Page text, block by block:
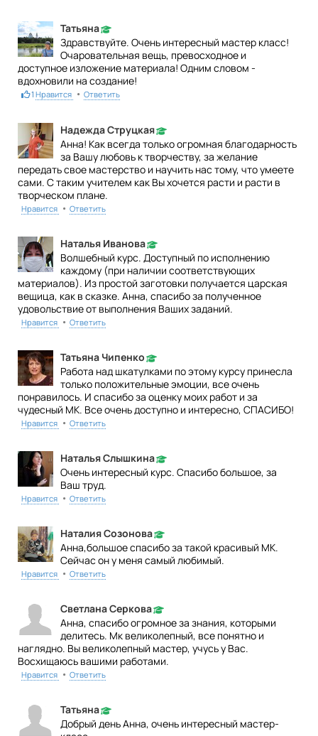
Татьяна
Здравствуйте. Очень интересный мастер класс!
Очаровательная вещь, превосходное и
доступное изложение материала! Одним словом -
вдохновили на создание!
1 Нравится • Ответить
Надежда Струцкая
Анна! Как всегда только огромная благодарность
за Вашу любовь к творчеству, за желание
передать свое мастерство и научить нас тому, что умеете
сами. С таким учителем как Вы хочется расти и расти в
творческом плане.
Нравится • Ответить
Наталья Иванова
Волшебный курс. Доступный по исполнению
каждому (при наличии соответствующих
материалов). Из простой заготовки получается царская
вещица, как в сказке. Анна, спасибо за полученное
удовольствие от выполнения Ваших заданий.
Нравится • Ответить
Татьяна Чипенко
Работа над шкатулками по этому курсу принесла
только положительные эмоции, все очень
понравилось. И спасибо за оценку моих работ и за
чудесный МК. Все очень доступно и интересно, СПАСИБО!
Нравится • Ответить
Наталья Слышкина
Очень интересный курс. Спасибо большое, за
Ваш труд.
Нравится • Ответить
Наталия Созонова
Анна,большое спасибо за такой красивый МК.
Сейчас он у меня самый любимый.
Нравится • Ответить
Светлана Серкова
Анна, спасибо огромное за знания, которыми
делитесь. Мк великолепный, все понятно и
наглядно. Вы великолепный мастер, учусь у Вас.
Восхищаюсь вашими работами.
Нравится • Ответить
Татьяна
Добрый день Анна, очень интересный мастер-